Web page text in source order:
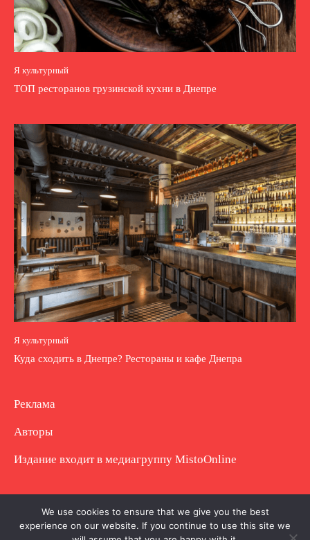
Я культурный
ТОП ресторанов грузинской кухни в Днепре
Я культурный
Куда сходить в Днепре? Рестораны и кафе Днепра
Реклама
Авторы
Издание входит в медиагруппу MistoOnline
Copyright © Полное использование материала
запрещено. Частично разрешено с гиперссылкой.
We use cookies to ensure that we give you the best
experience on our website. If you continue to use this site we